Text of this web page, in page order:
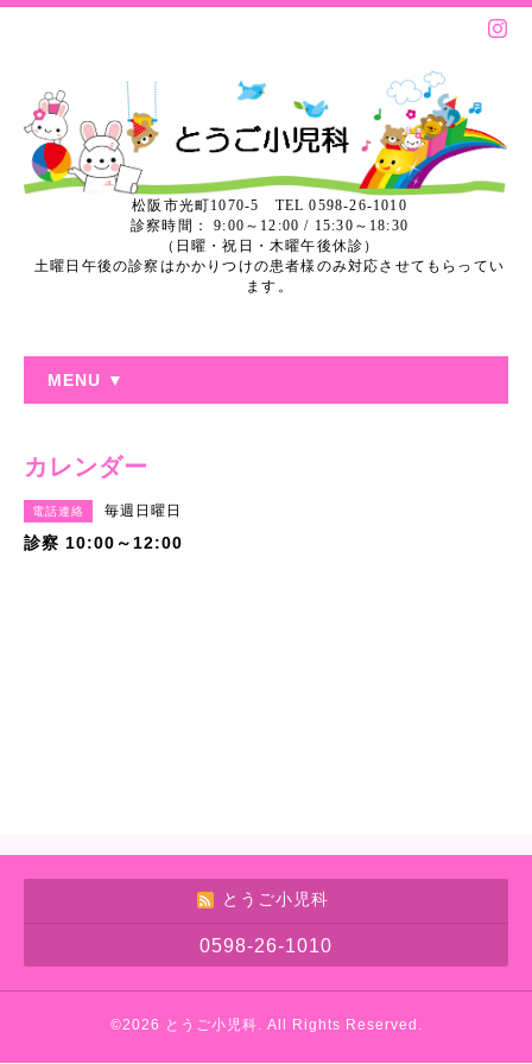
松阪市光町1070-5 TEL 0598-26-1010
診察時間： 9:00～12:00 / 15:30～18:30
（日曜・祝日・木曜午後休診）
土曜日午後の診察はかかりつけの患者様のみ対応させてもらってい
ます。
MENU ▼
カレンダー
電話連絡 毎週日曜日
診察 10:00～12:00
とうご小児科
0598-26-1010
©2026 とうご小児科 . All Rights Reserved.